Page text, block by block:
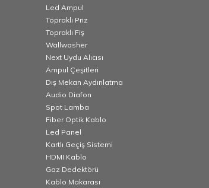
Led Ampul
Topraklı Priz
Topraklı Fiş
Wallwasher
Next Uydu Alıcısı
Ampul Çeşitleri
Dış Mekan Aydınlatma
Audio Diafon
Spot Lamba
Fiber Optik Kablo
Led Panel
Kartlı Geçiş Sistemi
HDMI Kablo
Gaz Dedektörü
Kablo Makarası